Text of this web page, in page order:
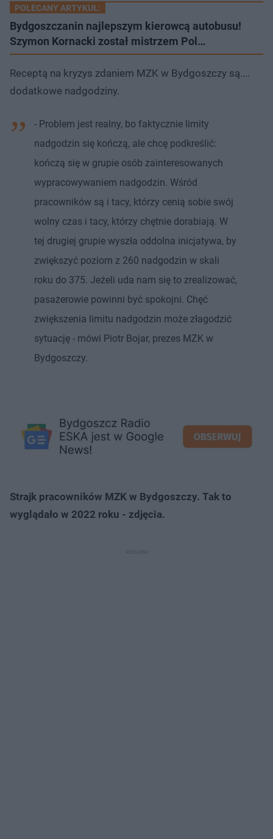
POLECANY ARTYKUŁ:
Bydgoszczanin najlepszym kierowcą autobusu!
Szymon Kornacki został mistrzem Pol…
Receptą na kryzys zdaniem MZK w Bydgoszczy są....
dodatkowe nadgodziny.
- Problem jest realny, bo faktycznie limity
nadgodzin się kończą, ale chcę podkreślić:
kończą się w grupie osób zainteresowanych
wypracowywaniem nadgodzin. Wśród
pracowników są i tacy, którzy cenią sobie swój
wolny czas i tacy, którzy chętnie dorabiają. W
tej drugiej grupie wyszła oddolna inicjatywa, by
zwiększyć poziom z 260 nadgodzin w skali
roku do 375. Jeżeli uda nam się to zrealizować,
pasażerowie powinni być spokojni. Chęć
zwiększenia limitu nadgodzin może złagodzić
sytuację - mówi Piotr Bojar, prezes MZK w
Bydgoszczy.
Strajk pracowników MZK w Bydgoszczy. Tak to
wyglądało w 2022 roku - zdjęcia.